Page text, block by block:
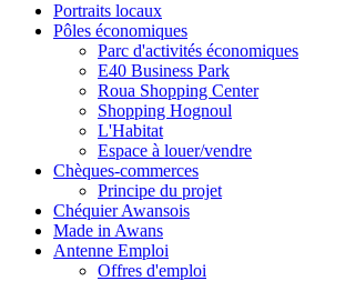
Portraits locaux
Pôles économiques
Parc d'activités économiques
E40 Business Park
Roua Shopping Center
Shopping Hognoul
L'Habitat
Espace à louer/vendre
Chèques-commerces
Principe du projet
Chéquier Awansois
Made in Awans
Antenne Emploi
Offres d'emploi